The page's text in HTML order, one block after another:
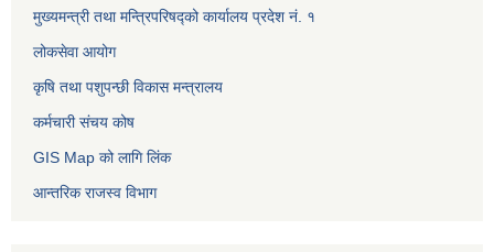
मुख्यमन्त्री तथा मन्त्रिपरिषद्को कार्यालय प्रदेश नं. १
लोकसेवा आयोग ​​​​
कृषि तथा पशुपन्छी विकास मन्त्रालय
कर्मचारी संचय कोष
GIS Map को लागि लिंक
आन्तरिक राजस्व विभाग